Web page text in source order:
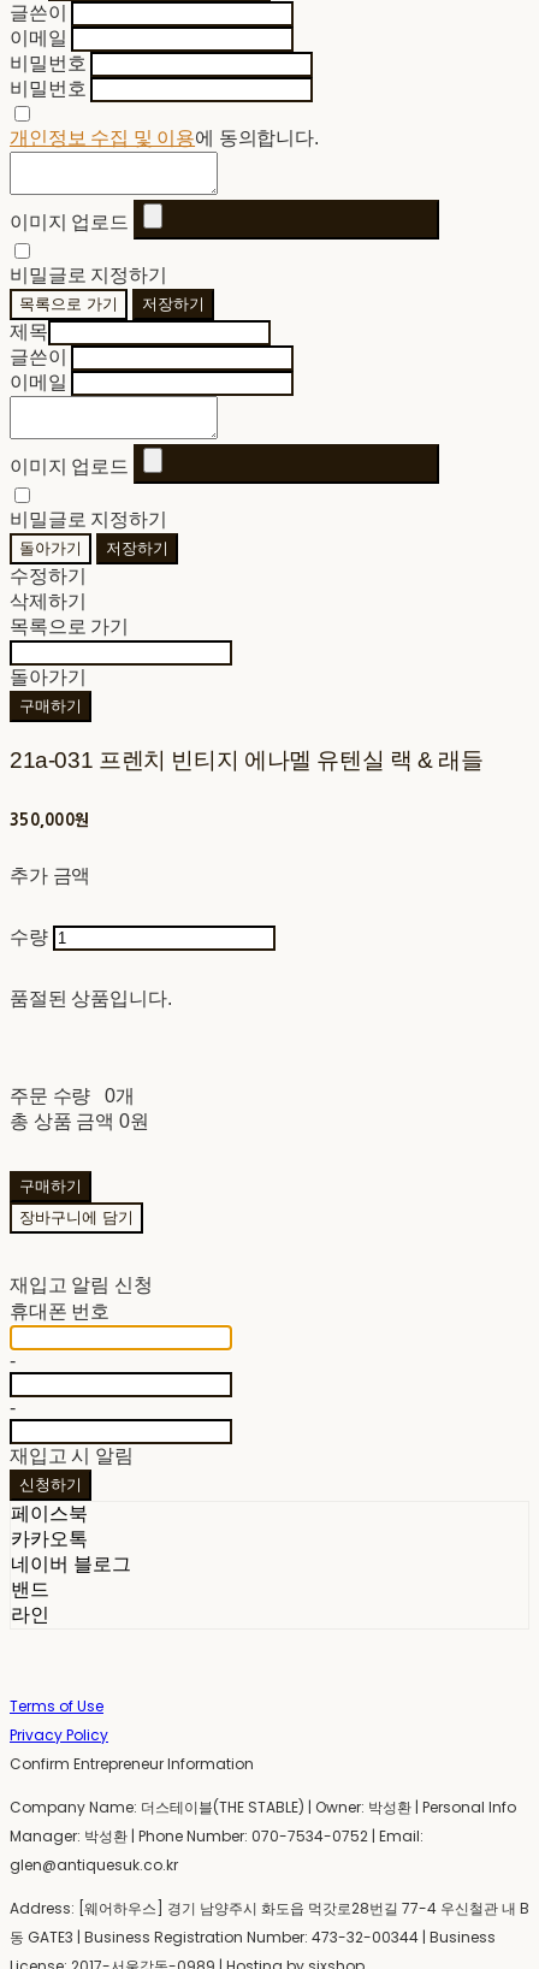
글쓴이
이메일
비밀번호
비밀번호
개인정보 수집 및 이용에 동의합니다.
이미지 업로드
비밀글로 지정하기
목록으로 가기 저장하기
제목
글쓴이
이메일
이미지 업로드
비밀글로 지정하기
돌아가기 저장하기
수정하기
삭제하기
목록으로 가기
돌아가기
구매하기
21a-031 프렌치 빈티지 에나멜 유텐실 랙 & 래들
350,000원
추가 금액
수량
품절된 상품입니다.
주문 수량
0개
총 상품 금액 0원
구매하기
장바구니에 담기
재입고 알림 신청
휴대폰 번호
-
-
재입고 시 알림
신청하기
페이스북
카카오톡
네이버 블로그
밴드
라인
Terms of Use
Privacy Policy
Confirm Entrepreneur Information
Company Name: 더스테이블(THE STABLE) | Owner: 박성환 | Personal Info
Manager: 박성환 | Phone Number: 070-7534-0752 | Email:
glen@antiquesuk.co.kr
Address: [웨어하우스] 경기 남양주시 화도읍 먹갓로28번길 77-4 우신철관 내 B
동 GATE3 | Business Registration Number: 473-32-00344 | Business